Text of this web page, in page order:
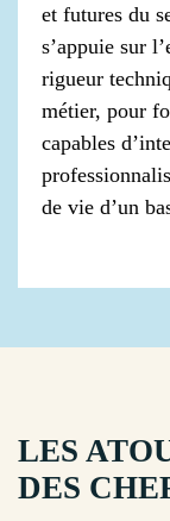
et futures du
s’appuie sur
rigueur
métier, pour
capables
de vie d’un
LES
DES